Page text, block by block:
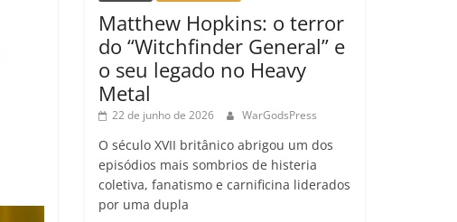
Matthew Hopkins: o terror
do “Witchfinder General” e
o seu legado no Heavy
Metal
22 de junho de 2026 WarGodsPress
O século XVII britânico abrigou um dos
episódios mais sombrios de histeria
coletiva, fanatismo e carnificina liderados
por uma dupla